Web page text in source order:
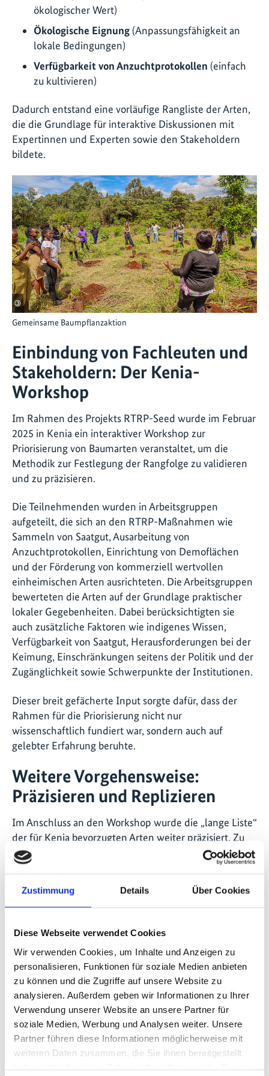
Zustimmung Details Über Cookies
Diese Webseite verwendet Cookies
Wir verwenden Cookies, um Inhalte und Anzeigen zu
personalisieren, Funktionen für soziale Medien anbieten
zu können und die Zugriffe auf unsere Website zu
analysieren. Außerdem geben wir Informationen zu Ihrer
Verwendung unserer Website an unsere Partner für
soziale Medien, Werbung und Analysen weiter. Unsere
Partner führen diese Informationen möglicherweise mit
weiteren Daten zusammen, die Sie ihnen bereitgestellt
haben oder die sie im Rahmen Ihrer Nutzung der Dienste
©
Gemeinsame Baumpflanzaktion
ökologischer Wert)
Ökologische Eignung(Anpassungsfähigkeit an
lokale Bedingungen)
Verfügbarkeit von Anzuchtprotokollen (einfach
zu kultivieren)
Dadurch entstand eine vorläufige Rangliste der Arten,
die die Grundlage für interaktive Diskussionen mit
Expertinnen und Experten sowie den Stakeholdern
bildete.
Einbindung von Fachleuten und
Stakeholdern: Der Kenia-
Workshop
Im Rahmen des Projekts RTRP-Seed wurde im Februar
2025 in Kenia ein interaktiver Workshop zur
Priorisierung von Baumarten veranstaltet, um die
Methodik zur Festlegung der Rangfolge zu validieren
und zu präzisieren.
Die Teilnehmenden wurden in Arbeitsgruppen
aufgeteilt, die sich an den RTRP-Maßnahmen wie
Sammeln von Saatgut, Ausarbeitung von
Anzuchtprotokollen, Einrichtung von Demoflächen
und der Förderung von kommerziell wertvollen
einheimischen Arten ausrichteten. Die Arbeitsgruppen
bewerteten die Arten auf der Grundlage praktischer
lokaler Gegebenheiten. Dabei berücksichtigten sie
auch zusätzliche Faktoren wie indigenes Wissen,
Verfügbarkeit von Saatgut, Herausforderungen bei der
Keimung, Einschränkungen seitens der Politik und der
Zugänglichkeit sowie Schwerpunkte der Institutionen.
Dieser breit gefächerte Input sorgte dafür, dass der
Rahmen für die Priorisierung nicht nur
wissenschaftlich fundiert war, sondern auch auf
gelebter Erfahrung beruhte.
Weitere Vorgehensweise:
Präzisieren und Replizieren
Im Anschluss an den Workshop wurde die „lange Liste“
der für Kenia bevorzugten Arten weiter präzisiert. Zu
diesem Zweck wurden die Rückmeldungen eines
umfassenderen Netzwerks aus lokalen Fachleuten und
Stakeholdern mit einbezogen. Geplant ist ein zweiter
Workshop, um die Prioritätenliste für Kenia
100 einheimische Baumarten umfasst.
Der in Kenia entwickelte und validierte Prozess dient
als Vorlage für vergleichbare Bemühungen um eine
Bevorzugung einheimischer Arten in anderen Ländern,
die an dem RTRP–Seed-Projekt teilnehmen. Die
daraus resultierenden Ranglisten der Arten für jedes
Land werden als Orientierung für umfassendere
Maßnahmen im Rahmen von RTRP-Seed dienen.
Diese Maßnahmen sollen die Lücke schließen, die